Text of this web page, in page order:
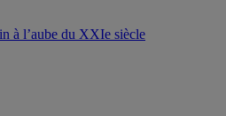
à l’aube du XXIe siècle